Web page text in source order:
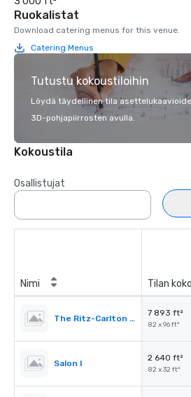
Ruokalistat
Download catering menus for this venue.
Catering Menus
Tutustu kokoustiloihin
Löydä täydellinen tila
3D-pohjapiirrosten avulla.
Kokoustila
Osallistujat
Nimi Tilan koko
The Ritz-Carlton Ballroom
7 893 ft²
82 x 96 ft²
Salon I
2 640 ft²
82 x 32 ft²